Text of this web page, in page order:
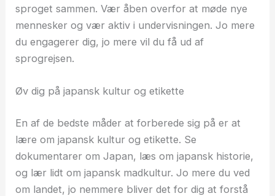
sproget sammen. Vær åben overfor at møde nye
mennesker og vær aktiv i undervisningen. Jo mere
du engagerer dig, jo mere vil du få ud af
sprogrejsen.
Øv dig på japansk kultur og etikette
En af de bedste måder at forberede sig på er at
lære om japansk kultur og etikette. Se
dokumentarer om Japan, læs om japansk historie,
og lær lidt om japansk madkultur. Jo mere du ved
om landet, jo nemmere bliver det for dig at forstå